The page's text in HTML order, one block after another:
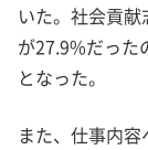
いた。社会貢献
が27.9%だった
となった。
また、仕事内